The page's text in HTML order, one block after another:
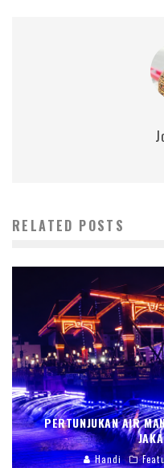
RELATED POSTS
PERTUNJUKAN AIR
Handi